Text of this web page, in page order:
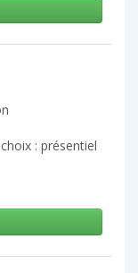
: présentiel